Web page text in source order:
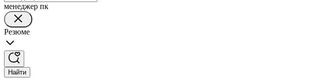
менеджер пк
Резюме
Найти